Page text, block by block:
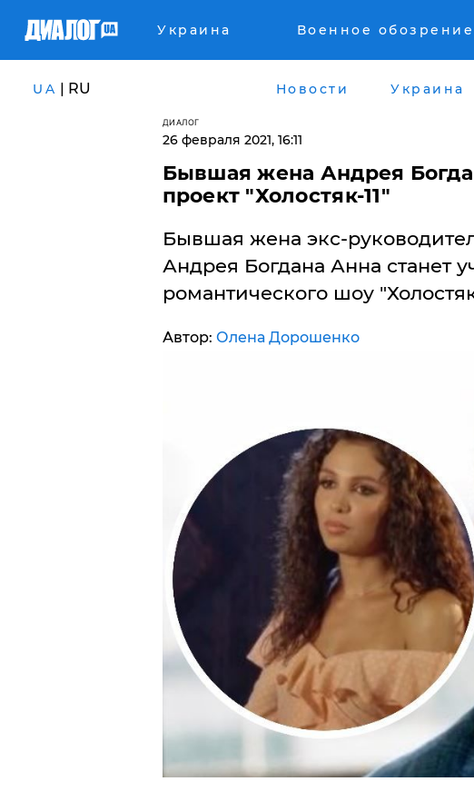
Украина Военное обозрение
UA | RU Новости Украина
ДИАЛОГ
26 февраля 2021, 16:11
Бывшая жена Андрея
проект "Холостяк-11"
Бывшая жена экс-
Андрея Богдана Анна станет
романтического шоу
Автор: Олена Дорошенко